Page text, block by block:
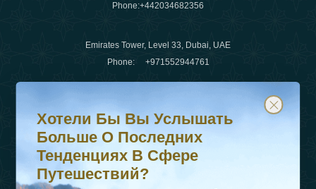
Phone:+442034682356
Emirates Tower, Level 33, Dubai, UAE
Phone: +971552944761
WhatsApp Нет :+442034682356
+971552944761
Хотели бы вы услышать больше о последних
Подпишитесь на нашу рассылку и будьте в курсе
Хотели Бы Вы Услышать
Больше О Последних
Тенденциях В Сфере
Путешествий?